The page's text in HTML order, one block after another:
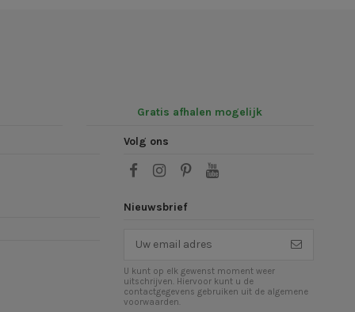
Gratis afhalen mogelijk
Volg ons
Nieuwsbrief
U kunt op elk gewenst moment weer
uitschrijven. Hiervoor kunt u de
contactgegevens gebruiken uit de algemene
voorwaarden.